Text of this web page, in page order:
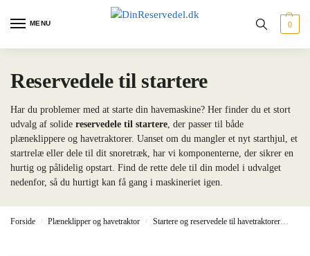
MENU 0
Reservedele til startere
Har du problemer med at starte din havemaskine? Her finder du et stort
udvalg af solide reservedele til startere, der passer til både
plæneklippere og havetraktorer. Uanset om du mangler et nyt starthjul, et
startrelæ eller dele til dit snoretræk, har vi komponenterne, der sikrer en
hurtig og pålidelig opstart. Find de rette dele til din model i udvalget
nedenfor, så du hurtigt kan få gang i maskineriet igen.
Forside / Plæneklipper og havetraktor / Startere og reservedele til havetraktorer